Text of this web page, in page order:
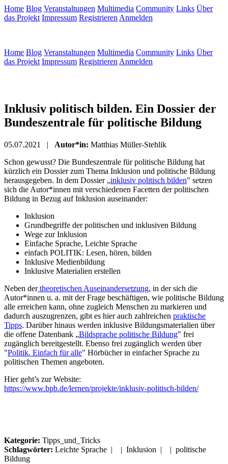
Home Blog Veranstaltungen Multimedia Community Links Über
das Projekt Impressum Registrieren Anmelden
Home Blog Veranstaltungen Multimedia Community Links Über
das Projekt Impressum Registrieren Anmelden
Inklusiv politisch bilden. Ein Dossier der
Bundeszentrale für politische Bildung
05.07.2021 | Autor*in: Matthias Müller-Stehlik
Schon gewusst? Die Bundeszentrale für politische Bildung hat
kürzlich ein Dossier zum Thema Inklusion und politische Bildung
herausgegeben. In dem Dossier „inklusiv politisch bilden" setzen
sich die Autor*innen mit verschiedenen Facetten der politischen
Bildung in Bezug auf Inklusion auseinander:
Inklusion
Grundbegriffe der politischen und inklusiven Bildung
Wege zur Inklusion
Einfache Sprache, Leichte Sprache
einfach POLITIK: Lesen, hören, bilden
Inklusive Medienbildung
Inklusive Materialien erstellen
Neben dertheoretischen Auseinandersetzung, in der sich die
Autor*innen u. a. mit der Frage beschäftigen, wie politische Bildung
alle erreichen kann, ohne zugleich Menschen zu markieren und
dadurch auszugrenzen, gibt es hier auch zahlreichen praktische
Tipps. Darüber hinaus werden inklusive Bildungsmaterialien über
die offene Datenbank „Bildsprache politische Bildung" frei
zugänglich bereitgestellt. Ebenso frei zugänglich werden über
"Politik. Einfach für alle" Hörbücher in einfacher Sprache zu
politischen Themen angeboten.
Hier geht’s zur Website:
https://www.bpb.de/lernen/projekte/inklusiv-politisch-bilden/
Kategorie: Tipps_und_Tricks
Schlagwörter: Leichte Sprache | | Inklusion | | politische
Bildung